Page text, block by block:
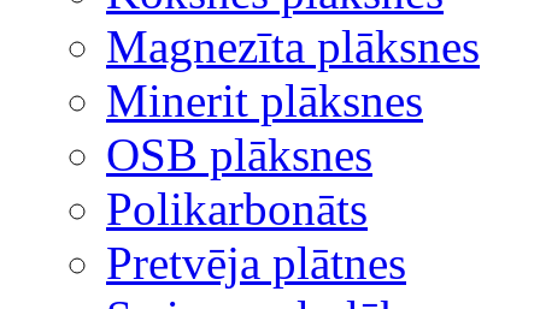
Magnezīta plāksnes
Minerit plāksnes
OSB plāksnes
Polikarbonāts
Pretvēja plātnes